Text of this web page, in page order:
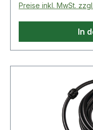
Preise inkl. MwSt.
In